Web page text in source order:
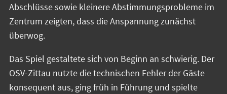
Abschlüsse sowie kleinere Abstimmungsprobleme im
Zentrum zeigten, dass die Anspannung zunächst
überwog.
Das Spiel gestaltete sich von Beginn an schwierig. Der
OSV-Zittau nutzte die technischen Fehler der Gäste
konsequent aus, ging früh in Führung und spielte